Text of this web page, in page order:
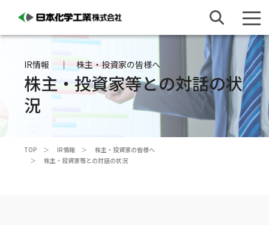
IR情報 株主・投資家の皆様へ
株主・投資家等との対話の状
況
TOP IR情報
株主・投資家の皆様へ
株主・投資家等との対話の状況